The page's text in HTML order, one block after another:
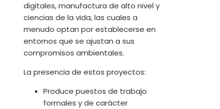
digitales, manufactura de alto nivel y
ciencias de la vida, las cuales a
menudo optan por establecerse en
entornos que se ajustan a sus
compromisos ambientales.
La presencia de estos proyectos:
Produce puestos de trabajo
formales y de carácter